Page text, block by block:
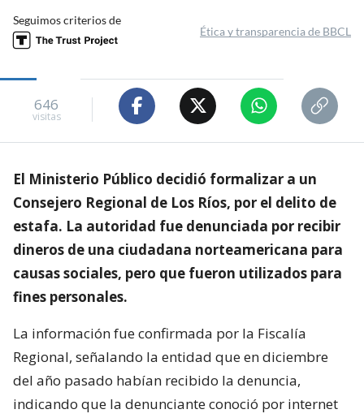
Seguimos criterios de
Ética y transparencia de BBCL
646
visitas
El Ministerio Público decidió formalizar a un
Consejero Regional de Los Ríos, por el delito de
estafa. La autoridad fue denunciada por recibir
dineros de una ciudadana norteamericana para
causas sociales, pero que fueron utilizados para
fines personales.
La información fue confirmada por la Fiscalía
Regional, señalando la entidad que en diciembre
del año pasado habían recibido la denuncia,
indicando que la denunciante conoció por internet